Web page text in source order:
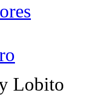
Lobito